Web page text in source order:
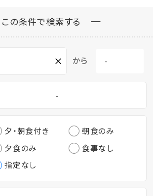
この条件で検索する
× から
-
夕・朝食付き
朝食のみ
夕食のみ
食事なし
指定なし